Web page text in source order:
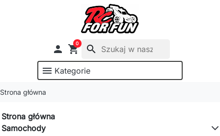
 shopping_cart
0
search
menu Kategorie
Strona główna
Strona główna
Samochody